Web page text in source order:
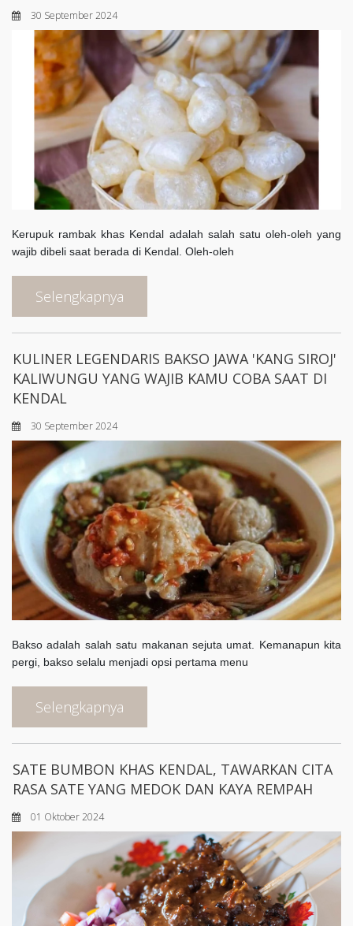
30 September 2024
Kerupuk rambak khas Kendal adalah salah satu oleh-oleh yang
wajib dibeli saat berada di Kendal. Oleh-oleh
Selengkapnya
KULINER LEGENDARIS BAKSO JAWA 'KANG SIROJ'
KALIWUNGU YANG WAJIB KAMU COBA SAAT DI
KENDAL
30 September 2024
Bakso adalah salah satu makanan sejuta umat. Kemanapun kita
pergi, bakso selalu menjadi opsi pertama menu
Selengkapnya
SATE BUMBON KHAS KENDAL, TAWARKAN CITA
RASA SATE YANG MEDOK DAN KAYA REMPAH
01 Oktober 2024